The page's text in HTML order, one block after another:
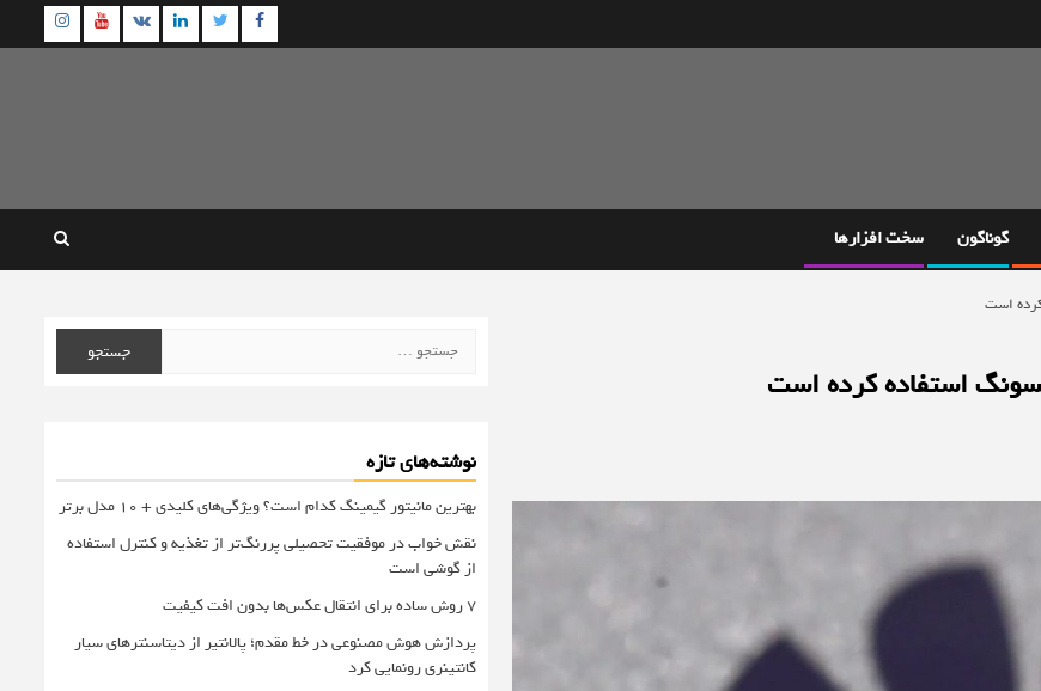
Facebook
Twitter
Linkedin
VK
گوناگون سخت افزارها
برای:
نوشته‌های تازه
بهترین مانیتور گیمینگ کدام است؟ ویژگی‌های کلیدی + 10 مدل برتر
نقش خواب در موفقیت تحصیلی پررنگ‌تر از تغذیه و کنترل استفاده
از گوشی است
۷ روش ساده برای انتقال عکس‌ها بدون افت کیفیت
پردازش هوش مصنوعی در خط مقدم؛ پالانتیر از دیتاسنترهای سیار
کانتینری رونمایی کرد